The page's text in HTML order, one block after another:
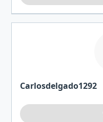
Carlosdelgado1292